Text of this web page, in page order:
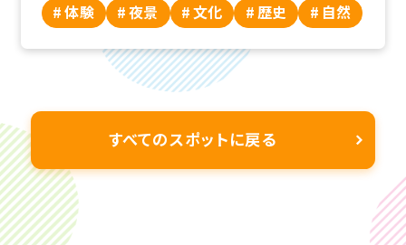
体験
夜景 文化 歴史 自然
すべてのスポットに戻る